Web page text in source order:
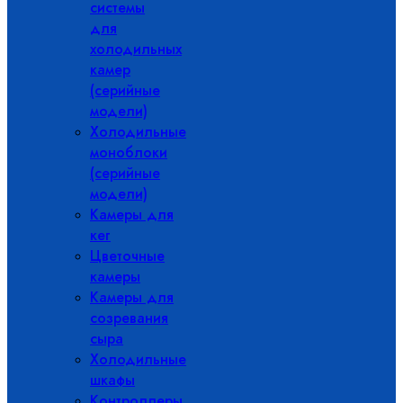
системы
для
холодильных
камер
(серийные
модели)
Холодильные
моноблоки
(серийные
модели)
Камеры для
кег
Цветочные
камеры
Камеры для
созревания
сыра
Холодильные
шкафы